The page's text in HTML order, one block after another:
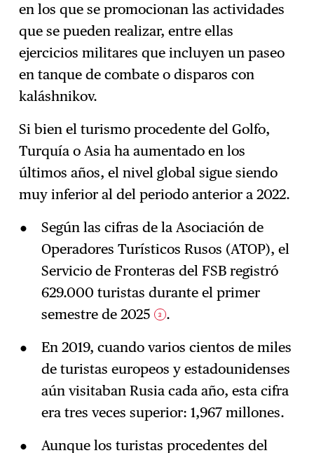
en los que se promocionan las actividades
que se pueden realizar, entre ellas
ejercicios militares que incluyen un paseo
en tanque de combate o disparos con
kaláshnikov.
Si bien el turismo procedente del Golfo,
Turquía o Asia ha aumentado en los
últimos años, el nivel global sigue siendo
muy inferior al del periodo anterior a 2022.
Según las cifras de la Asociación de
Operadores Turísticos Rusos (ATOP), el
Servicio de Fronteras del FSB registró
629.000 turistas durante el primer
semestre de 2025
3 .
En 2019, cuando varios cientos de miles
de turistas europeos y estadounidenses
aún visitaban Rusia cada año, esta cifra
era tres veces superior: 1,967 millones.
Aunque los turistas procedentes del